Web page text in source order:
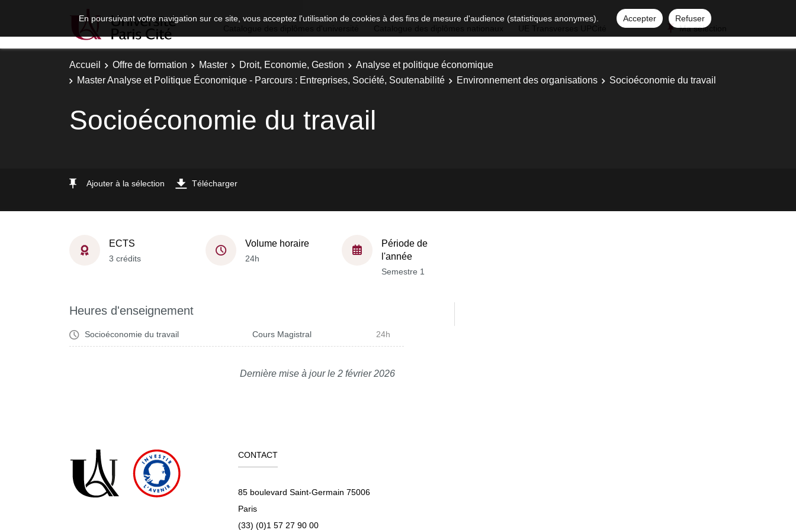
En poursuivant votre navigation sur ce site, vous acceptez l'utilisation de cookies à des fins de mesure d'audience (statistiques anonymes). Accepter
Refuser
Ma sélection
Accueil Offre de formation Master Droit, Economie, Gestion
Analyse et politique économique
Master Analyse et Politique Économique - Parcours : Entreprises, Société, Soutenabilité
Environnement des organisations Socioéconomie du travail
Socioéconomie du travail
Ajouter à la sélection Télécharger
ECTS
3 crédits
Volume horaire
24h
Période de
l'année
Semestre 1
Heures d'enseignement
Socioéconomie du travail Cours Magistral 24h
Dernière mise à jour le 2 février 2026
CONTACT
85 boulevard Saint-Germain 75006
Paris
(33) (0)1 57 27 90 00